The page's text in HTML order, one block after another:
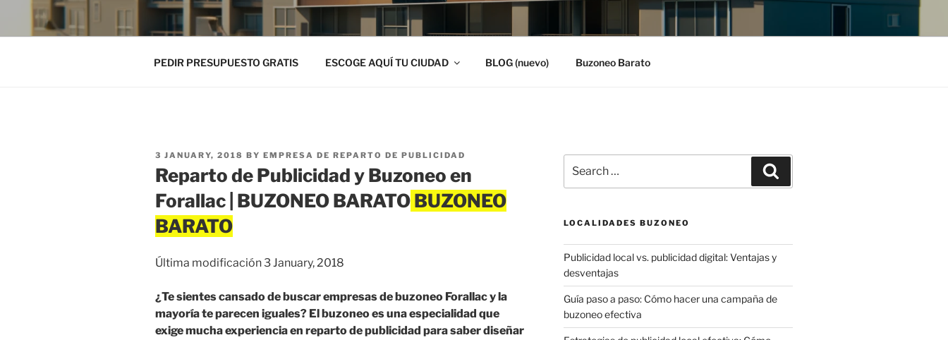
PEDIR PRESUPUESTO GRATIS ESCOGE AQUÍ TU CIUDAD BLOG (nuevo) Buzoneo Barato
POSTED
ON
3 JANUARY, 2018 BY EMPRESA DE REPARTO DE PUBLICIDAD
Reparto de Publicidad y Buzoneo en
Forallac | BUZONEO BARATO
Última modificación 3 January, 2018
¿Te sientes cansado de buscar empresas de buzoneo Forallac y la
mayoría te parecen iguales? El buzoneo es una especialidad que
exige mucha experiencia en reparto de publicidad para saber diseñar
for:
LOCALIDADES BUZONEO
Publicidad local vs. publicidad digital: Ventajas y
desventajas
Guía paso a paso: Cómo hacer una campaña de
buzoneo efectiva